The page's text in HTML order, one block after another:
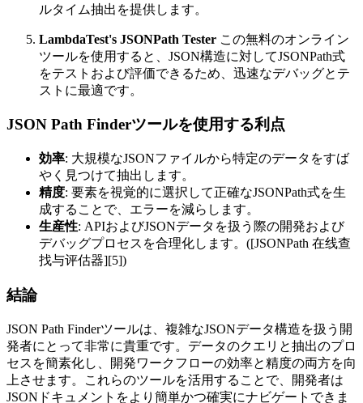
ルタイム抽出を提供します。
LambdaTest's JSONPath Tester この無料のオンライン
ツールを使用すると、JSON構造に対してJSONPath式
をテストおよび評価できるため、迅速なデバッグとテ
ストに最適です。
JSON Path Finderツールを使用する利点
効率: 大規模なJSONファイルから特定のデータをすば
やく見つけて抽出します。
精度: 要素を視覚的に選択して正確なJSONPath式を生
成することで、エラーを減らします。
生産性: APIおよびJSONデータを扱う際の開発および
デバッグプロセスを合理化します。([JSONPath 在线查
找与评估器][5])
結論
JSON Path Finderツールは、複雑なJSONデータ構造を扱う開
発者にとって非常に貴重です。データのクエリと抽出のプロ
セスを簡素化し、開発ワークフローの効率と精度の両方を向
上させます。これらのツールを活用することで、開発者は
JSONドキュメントをより簡単かつ確実にナビゲートできま